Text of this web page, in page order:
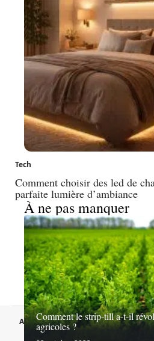
Tech
Comment choisir des led de
parfaite lumière d’ambiance
À ne pas manquer
Comment le strip-till a-t-il
agricoles ?
A propos Contact Proposer un